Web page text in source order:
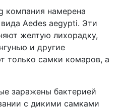
компания намерена
Aedes aegypti. Эти
желтую лихорадку,
и другие
только самки комаров, а
заражены бактерией
с дикими самками